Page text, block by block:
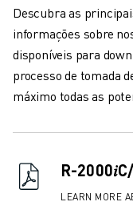
SERVIÇO AO CLIENTE
ATENDIMENTO AO
FANUC PLANS
CAMPO & MANUTENÇÃO
SUPORTE TÉCNICO
REMANUFACTURAÇÃO
E-STORE
CENTRO DE
Descubra as
informações sobre
disponíveis para
processo de tomada
máximo todas as
R-
LEARN MORE